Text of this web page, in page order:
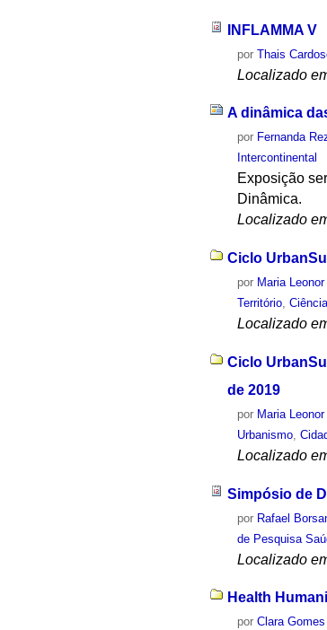
INFLAMMA V
porThais
Localizado
A dinâmica
por Fernanda
Intercontinental
Exposição
Dinâmica.
Localizado
Ciclo
por Maria
Território,
Localizado
Ciclo
de 2019
por Maria
Urbanismo ,
Localizado
Simpósio de
por Rafael
de Pesquisa
Localizado
Health
porClara